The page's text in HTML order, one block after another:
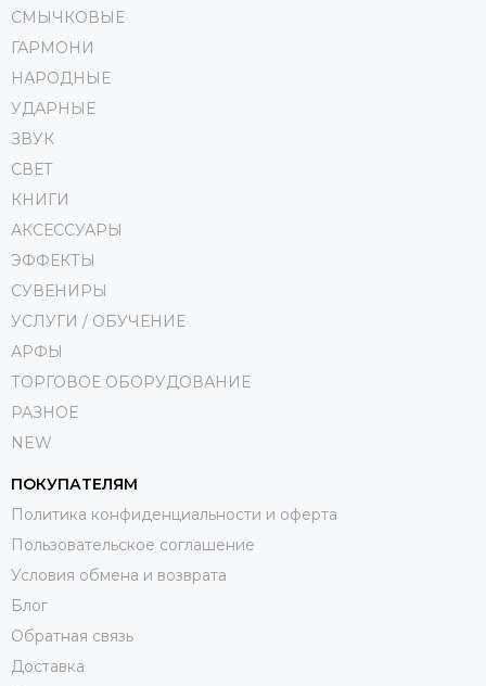
СМЫЧКОВЫЕ
ГАРМОНИ
НАРОДНЫЕ
УДАРНЫЕ
ЗВУК
СВЕТ
КНИГИ
АКСЕССУАРЫ
ЭФФЕКТЫ
СУВЕНИРЫ
УСЛУГИ / ОБУЧЕНИЕ
АРФЫ
ТОРГОВОЕ ОБОРУДОВАНИЕ
РАЗНОЕ
NEW
ПОКУПАТЕЛЯМ
Политика конфиденциальности и оферта
Пользовательское соглашение
Условия обмена и возврата
Блог
Обратная связь
Доставка